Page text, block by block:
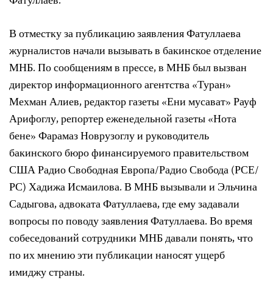
В отместку за публикацию заявления Фатуллаева
журналистов начали вызывать в бакинское отделение
МНБ. По сообщениям в прессе, в МНБ был вызван
директор информационного агентства «Туран»
Мехман Алиев, редактор газеты «Ени мусават» Рауф
Арифоглу, репортер еженедельной газеты «Нота
бене» Фарамаз Новрузоглу и руководитель
бакинского бюро финансируемого правительством
США Радио Свободная Европа/Радио Свобода (РСЕ/
РС) Хадижа Исмаилова. В МНБ вызывали и Эльчина
Садыгова, адвоката Фатуллаева, где ему задавали
вопросы по поводу заявления Фатуллаева. Во время
собеседований сотрудники МНБ давали понять, что
по их мнению эти публикации наносят ущерб
имиджу страны.